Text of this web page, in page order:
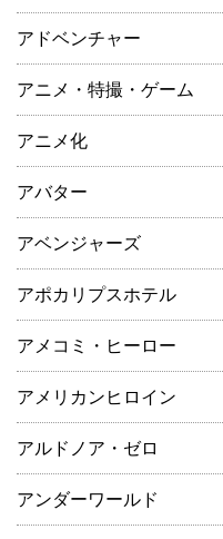
アドベンチャー
アニメ・特撮・ゲーム
アニメ化
アバター
アベンジャーズ
アポカリプスホテル
アメコミ・ヒーロー
アメリカンヒロイン
アルドノア・ゼロ
アンダーワールド